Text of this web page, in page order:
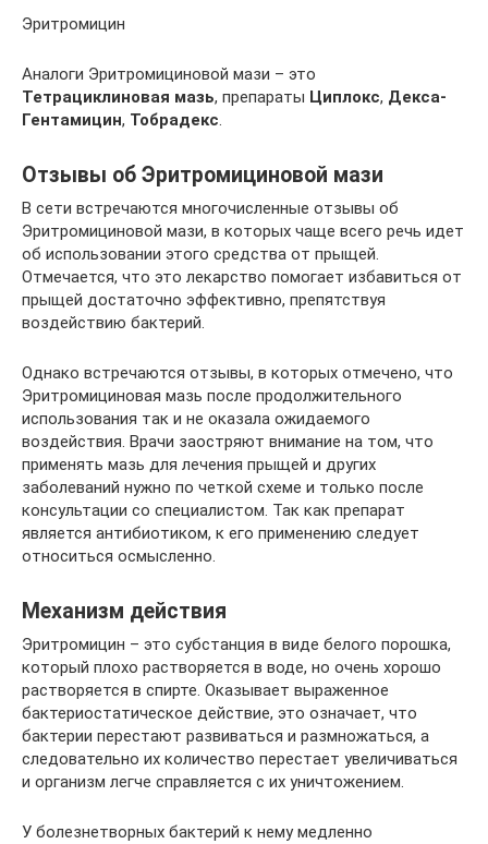
Эритромицин
Аналоги Эритромициновой мази – это
Тетрациклиновая мазь, препараты Циплокс, Декса-
Гентамицин, Тобрадекс.
Отзывы об Эритромициновой мази
В сети встречаются многочисленные отзывы об
Эритромициновой мази, в которых чаще всего речь идет
об использовании этого средства от прыщей.
Отмечается, что это лекарство помогает избавиться от
прыщей достаточно эффективно, препятствуя
воздействию бактерий.
Однако встречаются отзывы, в которых отмечено, что
Эритромициновая мазь после продолжительного
использования так и не оказала ожидаемого
воздействия. Врачи заостряют внимание на том, что
применять мазь для лечения прыщей и других
заболеваний нужно по четкой схеме и только после
консультации со специалистом. Так как препарат
является антибиотиком, к его применению следует
относиться осмысленно.
Механизм действия
Эритромицин – это субстанция в виде белого порошка,
который плохо растворяется в воде, но очень хорошо
растворяется в спирте. Оказывает выраженное
бактериостатическое действие, это означает, что
бактерии перестают развиваться и размножаться, а
следовательно их количество перестает увеличиваться
и организм легче справляется c их уничтожением.
У болезнетворных бактерий к нему медленно